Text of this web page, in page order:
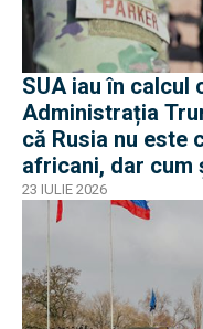
SUA iau în calcul
Administrația
că Rusia nu este
africani, dar cum
operaționale?
23 IULIE 2026